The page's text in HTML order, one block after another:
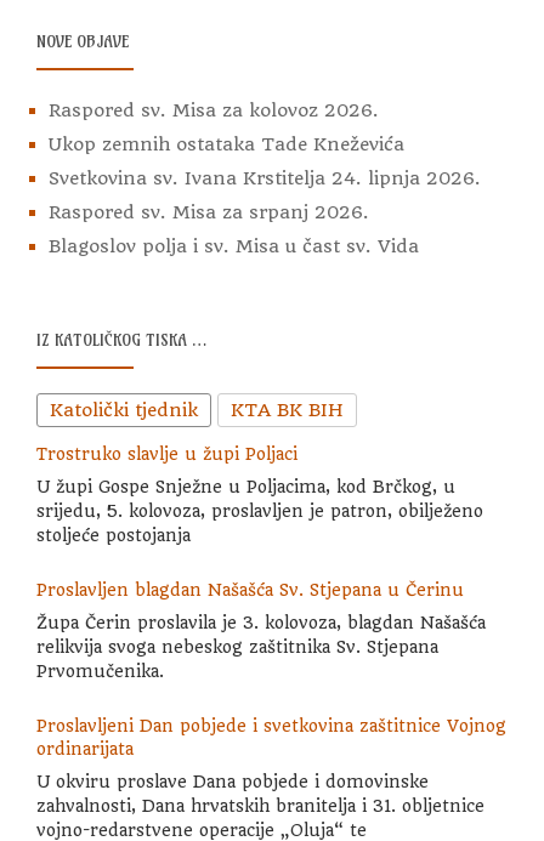
NOVE OBJAVE
Raspored sv. Misa za kolovoz 2026.
Ukop zemnih ostataka Tade Kneževića
Svetkovina sv. Ivana Krstitelja 24. lipnja 2026.
Raspored sv. Misa za srpanj 2026.
Blagoslov polja i sv. Misa u čast sv. Vida
IZ KATOLIČKOG TISKA …
Katolički tjednik KTA BK BIH
Trostruko slavlje u župi Poljaci
U župi Gospe Snježne u Poljacima, kod Brčkog, u
srijedu, 5. kolovoza, proslavljen je patron, obilježeno
stoljeće postojanja
Proslavljen blagdan Našašća Sv. Stjepana u Čerinu
Župa Čerin proslavila je 3. kolovoza, blagdan Našašća
relikvija svoga nebeskog zaštitnika Sv. Stjepana
Prvomučenika.
Proslavljeni Dan pobjede i svetkovina zaštitnice Vojnog
ordinarijata
U okviru proslave Dana pobjede i domovinske
zahvalnosti, Dana hrvatskih branitelja i 31. obljetnice
vojno-redarstvene operacije „Oluja“ te